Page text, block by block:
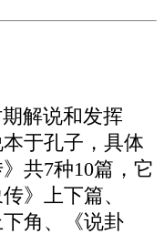
解说和发挥
本于孔子，具体
共7种10篇，它
》上下篇、
下角、《说卦